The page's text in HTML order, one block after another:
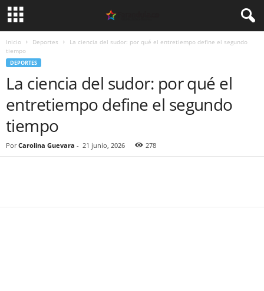
Inicio Deportes
La ciencia del sudor: por qué el entretiempo define el segundo
tiempo
DEPORTES
La ciencia del sudor: por qué el
entretiempo define el segundo
tiempo
Por Carolina Guevara - 21 junio, 2026 278